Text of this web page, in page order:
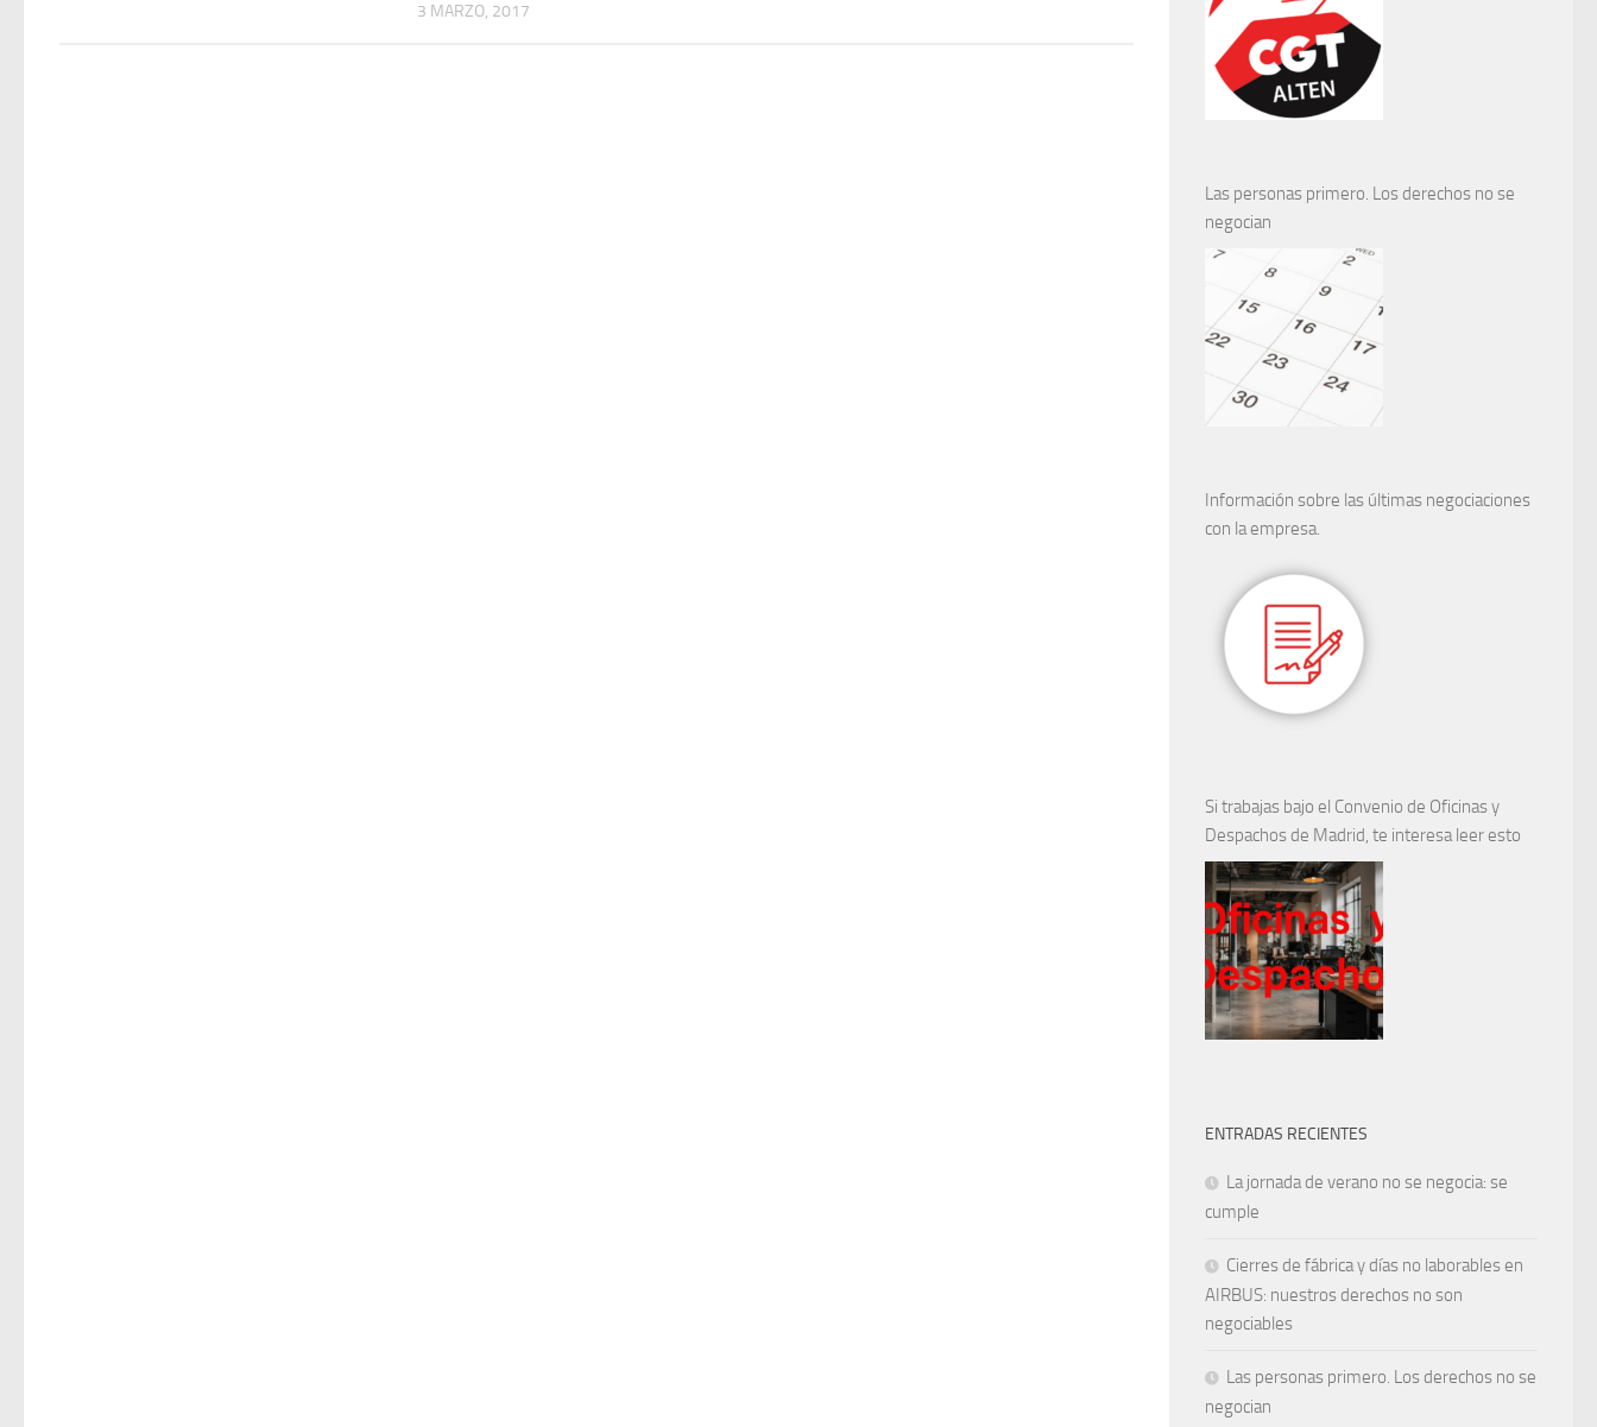
3 MARZO, 2017
Las personas primero. Los derechos no se
negocian
Información sobre las últimas negociaciones
con la empresa.
Si trabajas bajo el Convenio de Oficinas y
Despachos de Madrid, te interesa leer esto
ENTRADAS RECIENTES
La jornada de verano no se negocia: se
cumple
Cierres de fábrica y días no laborables en
AIRBUS: nuestros derechos no son
negociables
Las personas primero. Los derechos no se
negocian